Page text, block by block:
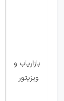
بازاریاب و
ویزیتور